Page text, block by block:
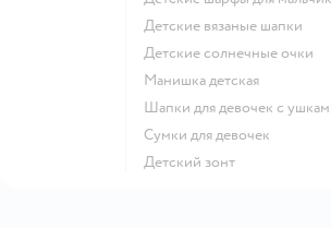
Детские вязаные шапки
Детские солнечные очки
Манишка детская
Шапки для девочек с
Сумки для девочек
Детский зонт